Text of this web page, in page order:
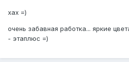
хах =)
очень забавная работка... яркие
- этаплюс =)